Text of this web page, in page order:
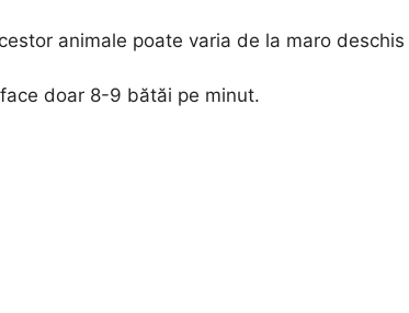
animale poate varia de la maro deschis
doar 8-9 bătăi pe minut.